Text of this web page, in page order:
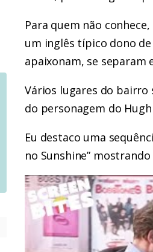
Para quem não
um inglês típico dono
apaixonam, se separam
Vários lugares do bairro
do personagem do
Eu destaco uma
no Sunshine”